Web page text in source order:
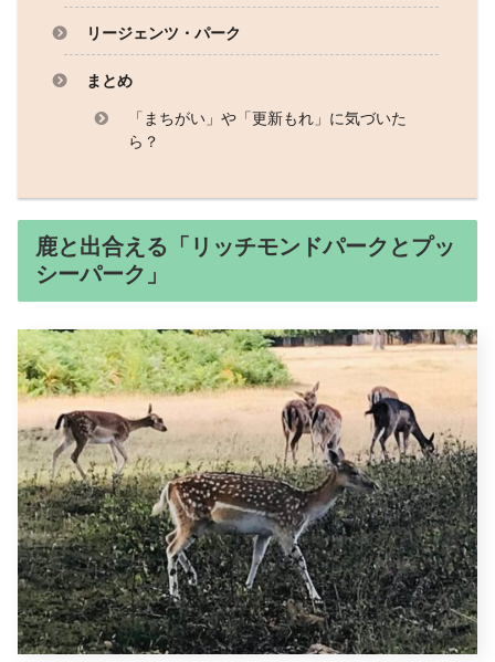
リージェンツ・パーク
まとめ
「まちがい」や「更新もれ」に気づいた
ら？
鹿と出合える「リッチモンドパークとプッ
シーパーク」